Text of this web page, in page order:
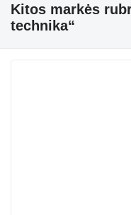
Kitos markės
technika“